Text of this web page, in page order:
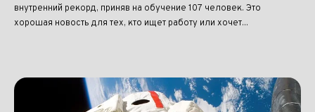
внутренний рекорд, приняв на обучение 107 человек. Это
хорошая новость для тех, кто ищет работу или хочет...